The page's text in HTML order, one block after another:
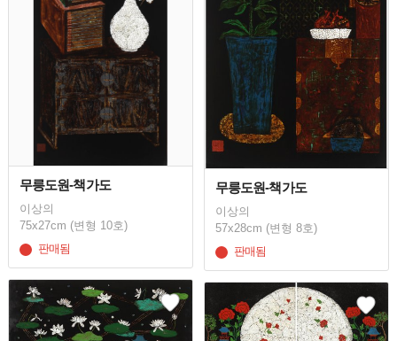
무릉도원-책가도
이상의
75x27cm (변형 10호)
판매됨
무릉도원-책가도
이상의
57x28cm (변형 8호)
판매됨